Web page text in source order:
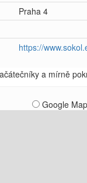
Praha 4
https://
a mírně
Google